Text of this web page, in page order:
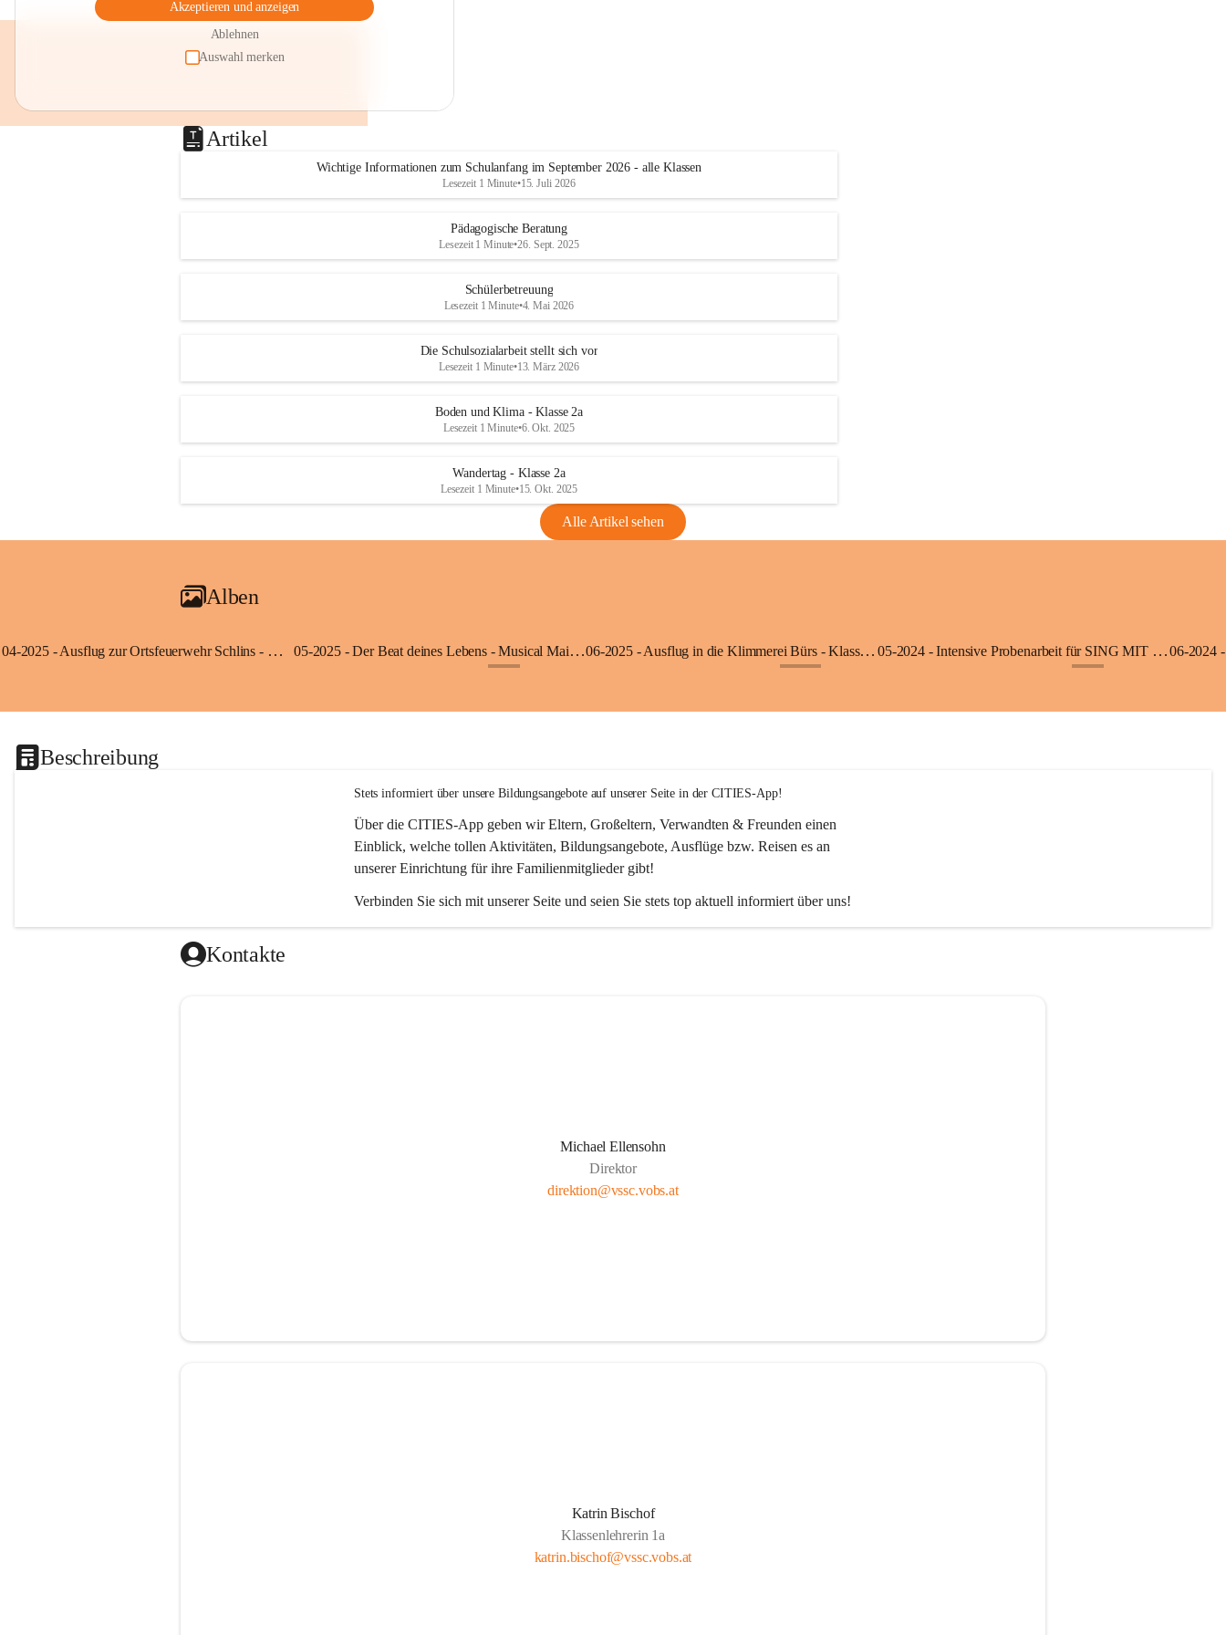
Akzeptieren und anzeigen
Ablehnen
Auswahl merken
Artikel
Wichtige Informationen zum Schulanfang im September 2026 - alle Klassen
Lesezeit 1 Minute•15. Juli 2026
Pädagogische Beratung
Lesezeit 1 Minute•26. Sept. 2025
Schülerbetreuung
Lesezeit 1 Minute•4. Mai 2026
Die Schulsozialarbeit stellt sich vor
Lesezeit 1 Minute•13. März 2026
Boden und Klima - Klasse 2a
Lesezeit 1 Minute•6. Okt. 2025
Wandertag - Klasse 2a
Lesezeit 1 Minute•15. Okt. 2025
Alle Artikel sehen
Alben
04-2025 - Ausflug zur Ortsfeuerwehr Schlins - Klassen 3a und 3b 05-2025 - Der Beat deines Lebens - Musical Mai 2025 06-2025 - Ausflug in die Klimmerei Bürs - Klasse 1a 05-2024 - Intensive Probenarbeit für SING MIT - Klasse 3b06-2024
Beschreibung
Stets informiert über unsere Bildungsangebote auf unserer Seite in der CITIES-App!
Über die CITIES-App geben wir Eltern, Großeltern, Verwandten & Freunden einen
Einblick, welche tollen Aktivitäten, Bildungsangebote, Ausflüge bzw. Reisen es an
unserer Einrichtung für ihre Familienmitglieder gibt!
Verbinden Sie sich mit unserer Seite und seien Sie stets top aktuell informiert über uns!
Kontakte
Michael Ellensohn
Direktor
direktion@vssc.vobs.at
Katrin Bischof
Klassenlehrerin 1a
katrin.bischof@vssc.vobs.at